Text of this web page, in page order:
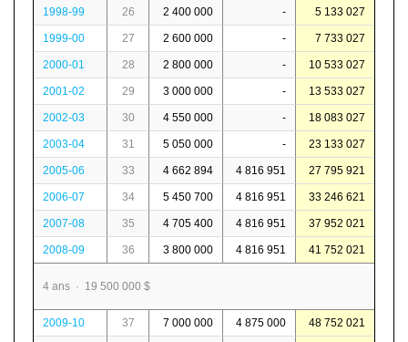
1998-99 26 2 400 000 - 5 133 027
1999-00 27 2 600 000 - 7 733 027
2000-01 28 2 800 000 - 10 533 027
2001-02 29 3 000 000 - 13 533 027
2002-03 30 4 550 000 - 18 083 027
2003-04 31 5 050 000 - 23 133 027
2005-06 33 4 662 894 4 816 951 27 795 921
2006-07 34 5 450 700 4 816 951 33 246 621
2007-08 35 4 705 400 4 816 951 37 952 021
2008-09 36 3 800 000 4 816 951 41 752 021
4 ans · 19 500 000 $
2009-10 37 7 000 000 4 875 000 48 752 021